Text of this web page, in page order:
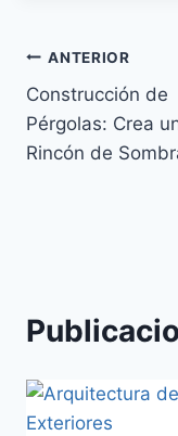
ANTERIOR
Construcción de
Pérgolas: Crea
Rincón de